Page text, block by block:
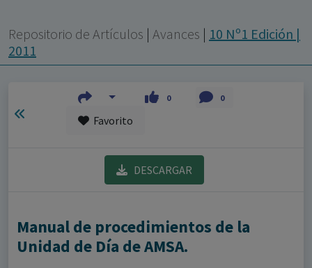
Repositorio de Artículos | Avances | 10 Nº1 Edición |
2011
0 0
Favorito
DESCARGAR
Manual de procedimientos de la
Unidad de Día de AMSA.